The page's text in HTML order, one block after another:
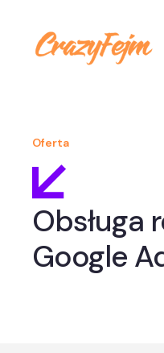
Oferta
Obsługa
Google